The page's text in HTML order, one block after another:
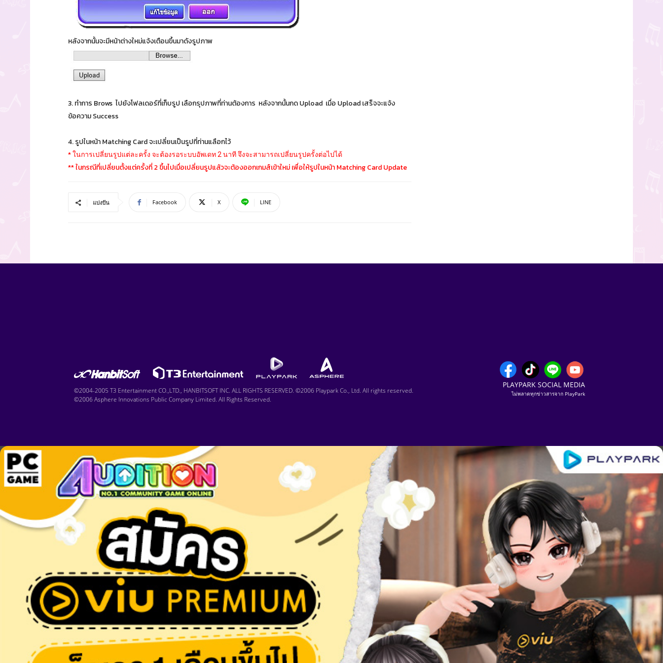
หลังจากนั้นจะมีหน้าต่างใหม่แจ้งเตือนขึ้นมาดังรูปภาพ
3. ทำการ Brows ไปยังโฟลเดอร์ที่เก็บรูป เลือกรุปภาพที่ท่านต้องการ หลังจากนั้นกด Upload เมื่อ Upload เสร็จจะแจ้ง
ข้อความ Success
4. รูปในหน้า Matching Card จะเปลี่ยนเป็นรูปที่ท่านแลือกไว้
*ในการเปลี่ยนรูปแต่ละครั้ง จะต้องรอระบบอัพเดท 2 นาที จึงจะสามารถเปลี่ยนรูปครั้งต่อไปได้
** ในกรณีที่เปลี่ยนตั้งแต่ครั้งที่ 2 ขึ้นไปเมื่อเปลี่ยนรูปแล้วจะต้องออกเกมส์เข้าใหม่ เพื่อให้รูปในหน้า Matching Card Update
แบ่งปัน Facebook X LINE
PLAYPARK SOCIAL MEDIA
ไม่พลาดทุกข่าวสารจาก PlayPark
©2004-2005 T3 Entertainment CO.,LTD., HANBITSOFT INC. ALL RIGHTS RESERVED. ©2006 Playpark Co., Ltd. All rights reserved.
©2006 Asphere Innovations Public Company Limited. All Rights Reserved.